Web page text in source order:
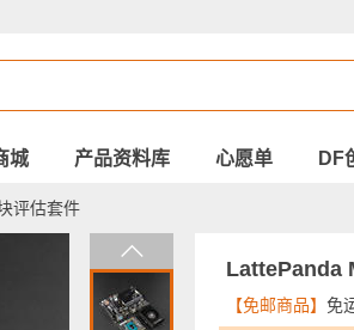
城 产品资料库 心愿单 DF
评估套件
LattePanda
【免邮商品】 免